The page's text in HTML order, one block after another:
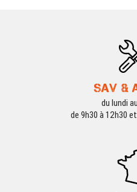
SAV &
du lundi
de 9h30 à 12h30